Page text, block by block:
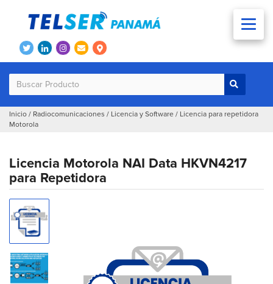
Inicio / Radiocomunicaciones / Licencia y Software / Licencia para repetidora
Motorola
Licencia Motorola NAI Data HKVN4217
para Repetidora